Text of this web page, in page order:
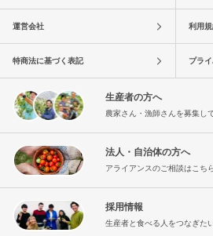
運営会社 利用
特商法に基づく表記 プラ
生産者の方へ
農家さん・漁師さんを募集し
法人・自治体の方へ
アライアンスのご相談はこち
採用情報
生産者と食べる人をつなぎた